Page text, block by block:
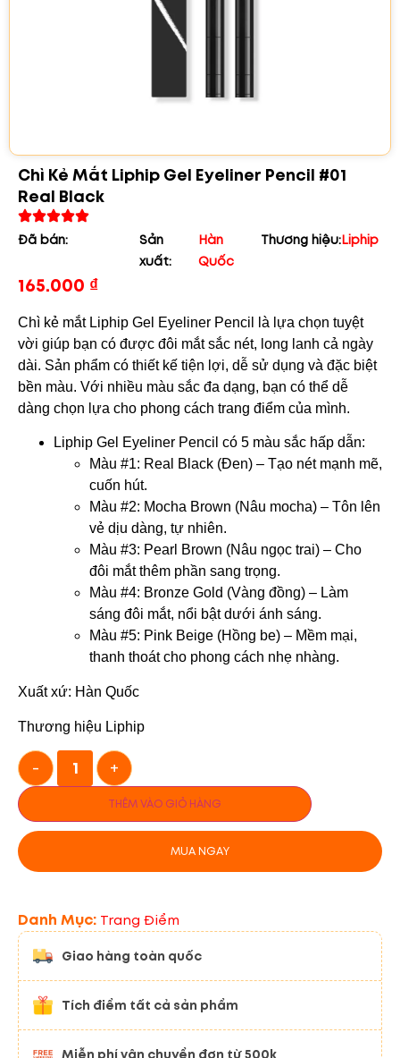
Chì Kẻ Mắt Liphip Gel Eyeliner Pencil #01
Real Black
Đã bán:
Sản
xuất:
Hàn
Quốc
Thương hiệu:Liphip
165.000 ₫
Chì kẻ mắt Liphip Gel Eyeliner Pencil là lựa chọn tuyệt
vời giúp bạn có được đôi mắt sắc nét, long lanh cả ngày
dài. Sản phẩm có thiết kế tiện lợi, dễ sử dụng và đặc biệt
bền màu. Với nhiều màu sắc đa dạng, bạn có thể dễ
dàng chọn lựa cho phong cách trang điểm của mình.
Liphip Gel Eyeliner Pencil có 5 màu sắc hấp dẫn:
Màu #1: Real Black (Đen) – Tạo nét mạnh mẽ,
cuốn hút.
Màu #2: Mocha Brown (Nâu mocha) – Tôn lên
vẻ dịu dàng, tự nhiên.
Màu #3: Pearl Brown (Nâu ngọc trai) – Cho
đôi mắt thêm phần sang trọng.
Màu #4: Bronze Gold (Vàng đồng) – Làm
sáng đôi mắt, nổi bật dưới ánh sáng.
Màu #5: Pink Beige (Hồng be) – Mềm mại,
thanh thoát cho phong cách nhẹ nhàng.
Xuất xứ: Hàn Quốc
Thương hiệu Liphip
- +
THÊM VÀO GIỎ HÀNG
MUA NGAY
Danh Mục: Trang Điểm
Giao hàng toàn quốc
Tích điểm tất cả sản phẩm